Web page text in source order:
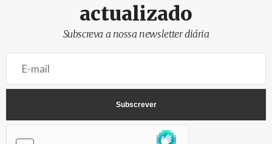
actualizado
Subscreva a nossa newsletter diária